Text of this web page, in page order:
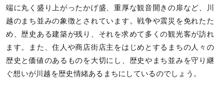
端に丸く盛り上がったかげ盛、重厚な観音開きの扉など、川
越のまち並みの象徴とされています。戦争や震災を免れたた
め、歴史ある建築が残り、それを求めて多くの観光客が訪れ
ます。また、住人や商店街店主をはじめとするまちの人々の
歴史と価値のあるものを大切にし、歴史やまち並みを守り継
ぐ想いが川越を歴史情緒あるまちにしているのでしょう。